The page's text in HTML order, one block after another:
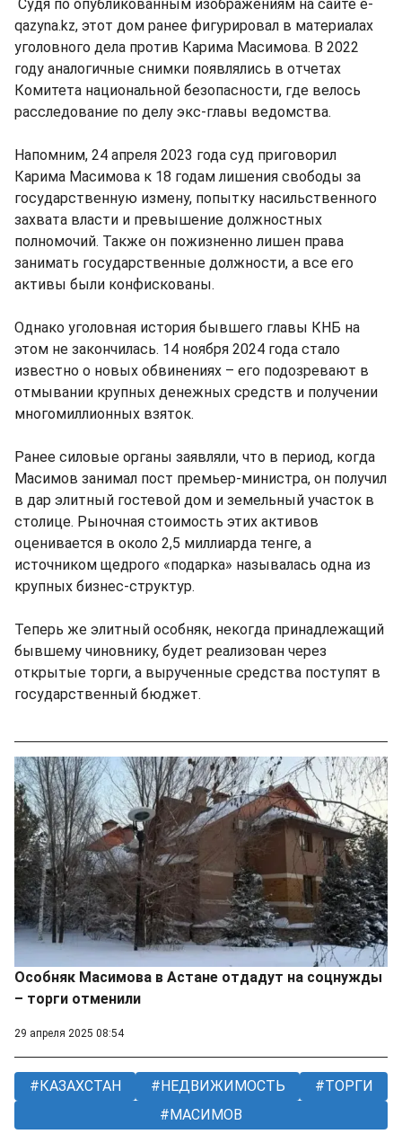
Судя по опубликованным изображениям на сайте e-
qazyna.kz, этот дом ранее фигурировал в материалах
уголовного дела против Карима Масимова. В 2022
году аналогичные снимки появлялись в отчетах
Комитета национальной безопасности, где велось
расследование по делу экс-главы ведомства.
Напомним, 24 апреля 2023 года суд приговорил
Карима Масимова к 18 годам лишения свободы за
государственную измену, попытку насильственного
захвата власти и превышение должностных
полномочий. Также он пожизненно лишен права
занимать государственные должности, а все его
активы были конфискованы.
Однако уголовная история бывшего главы КНБ на
этом не закончилась. 14 ноября 2024 года стало
известно о новых обвинениях – его подозревают в
отмывании крупных денежных средств и получении
многомиллионных взяток.
Ранее силовые органы заявляли, что в период, когда
Масимов занимал пост премьер-министра, он получил
в дар элитный гостевой дом и земельный участок в
столице. Рыночная стоимость этих активов
оценивается в около 2,5 миллиарда тенге, а
источником щедрого «подарка» называлась одна из
крупных бизнес-структур.
Теперь же элитный особняк, некогда принадлежащий
бывшему чиновнику, будет реализован через
открытые торги, а вырученные средства поступят в
государственный бюджет.
Особняк Масимова в Астане отдадут на соцнужды
– торги отменили
29 апреля 2025 08:54
КАЗАХСТАН НЕДВИЖИМОСТЬ
ТОРГИ
МАСИМОВ